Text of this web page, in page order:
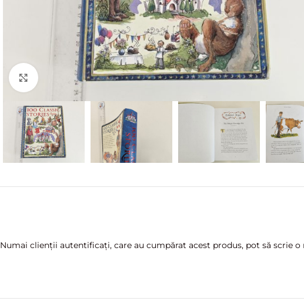
Faceți click pentru a mări
Numai clienții autentificați, care au cumpărat acest produs, pot să scrie o